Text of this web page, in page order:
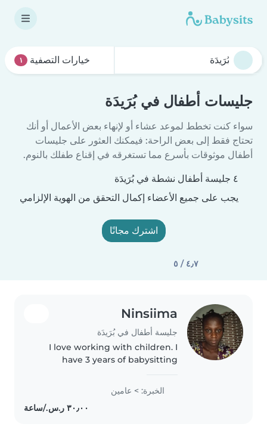
خيارات التصفية ١
جليسات أطفال في بُرَيدَة
سواء كنت تخطط لموعد عشاء أو لإنهاء بعض الأعمال أو أنك
تحتاج فقط إلى بعض الراحة: فيمكنك العثور على جليسات
أطفال موثوقات بأسرع مما تستغرقه في إقناع طفلك بالنوم.
٤ جليسة أطفال نشطة في بُرَيدَة
يجب على جميع الأعضاء إكمال التحقق من الهوية الإلزامي
اشترك مجانًا
٤٫٧ / ٥
Ninsiima
جليسة أطفال في بُرَيدَة
I love working with children. I
have 3 years of babysitting
babies and toddlers. I also have
experience with children with
special needs, particularly,
الخبرة: > عامين